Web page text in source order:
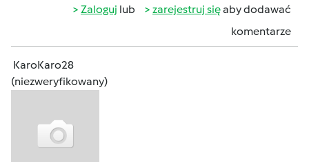
Zaloguj lub zarejestruj sięaby dodawać
komentarze
KaroKaro28
(niezweryfikowany)